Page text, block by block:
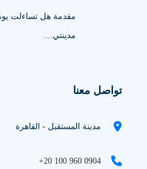
مقدمة هل تساءلت
مدينتي…
تواصل معنا
مدينة المستقبل - القاهرة
+20 100 960 0904